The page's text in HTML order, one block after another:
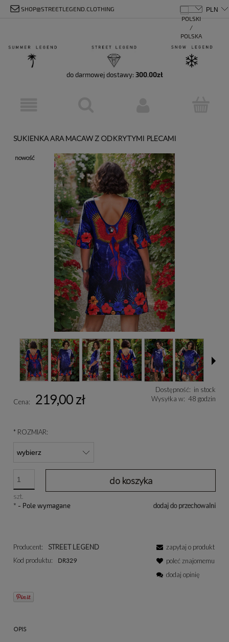
SHOP@STREETLEGEND.CLOTHING
do darmowej dostawy: 300.00zł
SUKIENKA ARA MACAW Z ODKRYTYMI PLECAMI
nowość
Dostępność: in stock
Wysyłka w: 48 godzin
Cena: 219,00 zł
* ROZMIAR:
szt.
do koszyka
dodaj do przechowalni
* - Pole wymagane
Producent:
STREET LEGEND
Kod produktu:
DR329
zapytaj o produkt
poleć znajomemu
dodaj opinię
OPIS